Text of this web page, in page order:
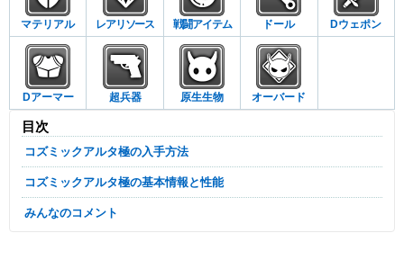
マテリアル レアリソース 戦闘アイテム ドール Dウェポン
Dアーマー 超兵器 原生生物 オーバード
目次
コズミックアルタ極の入手方法
コズミックアルタ極の基本情報と性能
みんなのコメント